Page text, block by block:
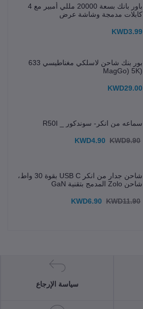
باور بانك بسعة 20000 مللي أمبير مع 4
كابلات مدمجة وشاشة عرض
KWD3.99
بور بنك شاحن لاسلكي مغناطيسي 633
(MagGo) 5K
KWD29.00
سماعه من انكر- سوندكور _ R50I
KWD4.90 KWD9.90
شاحن جدار من انكر USB C بقوة 30 واط،
شاحن Zolo المدمج بتقنية GaN
KWD6.90 KWD11.90
سياسة الإرجاع